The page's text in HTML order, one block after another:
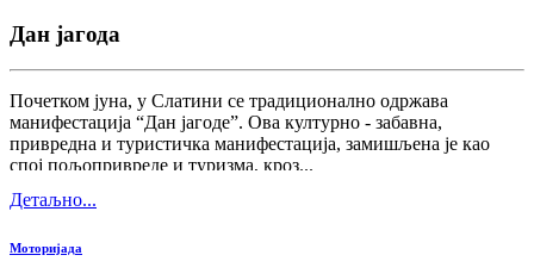
Дан јагода
Почетком јуна, у Слатини се традиционално одржава
манифестација “Дан јагоде”. Ова културно - забавна,
привредна и туристичка манифестација, замишљена је као
спој пољопривреде и туризма, кроз...
Детаљно...
Моторијада